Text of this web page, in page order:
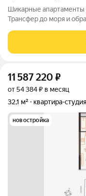
Шикарные
Трансфер до моря и
Своя собственная
кв м, SPA-комплекс на
11 587 220 ₽
от 54 384 ₽ в месяц
32,1 м²
квартира-студия
новостройка